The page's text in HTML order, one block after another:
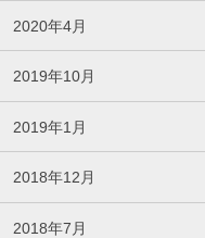
2020年4月
2019年10月
2019年1月
2018年12月
2018年7月